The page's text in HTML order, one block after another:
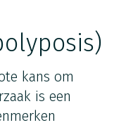
kans om
is een